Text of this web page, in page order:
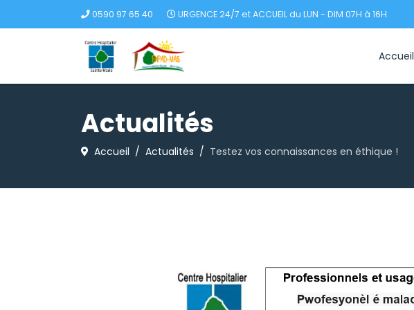
0590 97 65 40 URGENCE 24/7 et ACCUEIL du LUN - DIM 07H à 16H
Accueil
Actualités
Accueil Actualités Testez vos connaissances en éthique !